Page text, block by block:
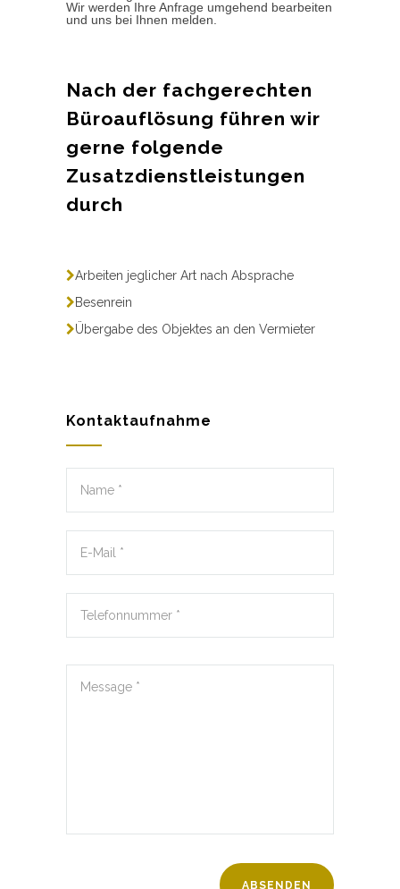
Wir werden Ihre Anfrage umgehend bearbeiten
und uns bei Ihnen melden.
Nach der fachgerechten
Büroauflösung führen wir
gerne folgende
Zusatzdienstleistungen
durch
Arbeiten jeglicher Art nach Absprache
Besenrein
Übergabe des Objektes an den Vermieter
Kontaktaufnahme